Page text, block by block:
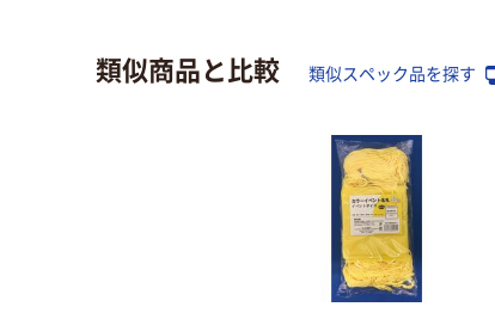
類似商品と比較 類似スペック品を探す